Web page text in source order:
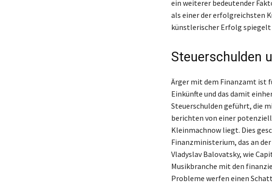
ein weiterer bedeutender
als einer der erfolgreichsten
künstlerischer Erfolg
Steuerschulden
Ärger mit dem Finanzamt ist
Einkünfte und das damit
Steuerschulden geführt, die
berichten von einer
Kleinmachnow liegt. Dies
Finanzministerium, das an
Vladyslav Balovatsky, wie
Musikbranche mit den
Probleme werfen einen